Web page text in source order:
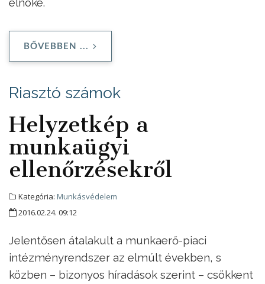
BŐVEBBEN ...
Riasztó számok
Helyzetkép a
munkaügyi
ellenőrzésekről
Kategória: Munkásvédelem
2016.02.24. 09:12
Jelentősen átalakult a munkaerő-piaci
intézményrendszer az elmúlt években, s
közben – bizonyos híradások szerint – csökkent